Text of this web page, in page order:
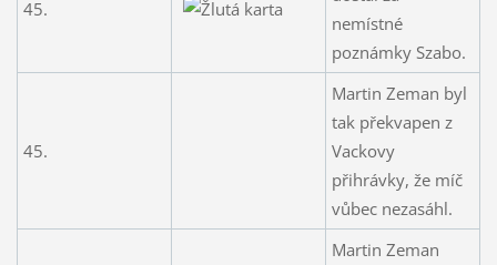
45.
nemístné
poznámky Szabo.
45.
Martin Zeman byl
tak překvapen z
Vackovy
přihrávky, že míč
vůbec nezasáhl.
Martin Zeman